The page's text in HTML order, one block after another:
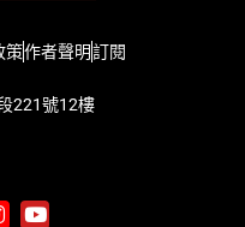
策作者聲明訂閱
221號12樓